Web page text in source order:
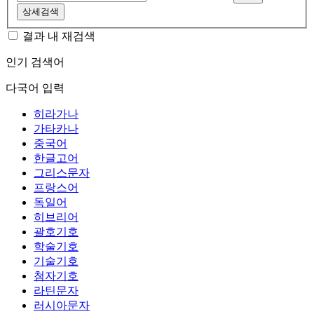
상세검색
결과 내 재검색
인기 검색어
다국어 입력
히라가나
가타카나
중국어
한글고어
그리스문자
프랑스어
독일어
히브리어
괄호기호
학술기호
기술기호
첨자기호
라틴문자
러시아문자